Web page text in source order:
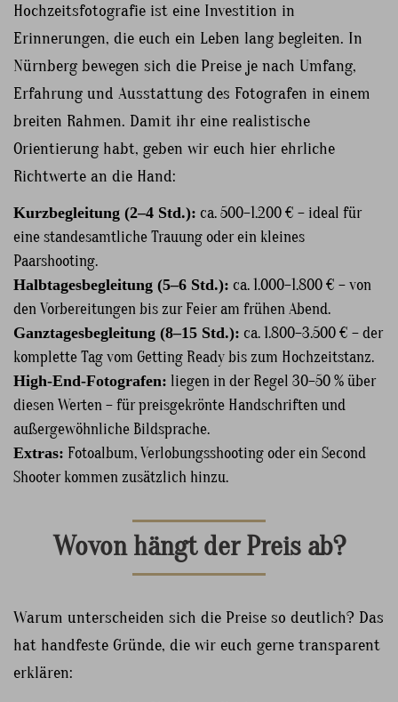
Hochzeitsfotografie ist eine Investition in
Erinnerungen, die euch ein Leben lang begleiten. In
Nürnberg bewegen sich die Preise je nach Umfang,
Erfahrung und Ausstattung des Fotografen in einem
breiten Rahmen. Damit ihr eine realistische
Orientierung habt, geben wir euch hier ehrliche
Richtwerte an die Hand:
Kurzbegleitung (2–4 Std.): ca. 500–1.200 € – ideal für
eine standesamtliche Trauung oder ein kleines
Paarshooting.
Halbtagesbegleitung (5–6 Std.): ca. 1.000–1.800 € – von
den Vorbereitungen bis zur Feier am frühen Abend.
Ganztagesbegleitung (8–15 Std.): ca. 1.800–3.500 € – der
komplette Tag vom Getting Ready bis zum Hochzeitstanz.
High-End-Fotografen: liegen in der Regel 30–50 % über
diesen Werten – für preisgekrönte Handschriften und
außergewöhnliche Bildsprache.
Extras: Fotoalbum, Verlobungsshooting oder ein Second
Shooter kommen zusätzlich hinzu.
Wovon hängt der Preis ab?
Warum unterscheiden sich die Preise so deutlich? Das
hat handfeste Gründe, die wir euch gerne transparent
erklären: